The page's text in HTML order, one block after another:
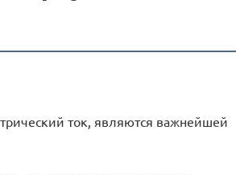
ток, являются важнейшей